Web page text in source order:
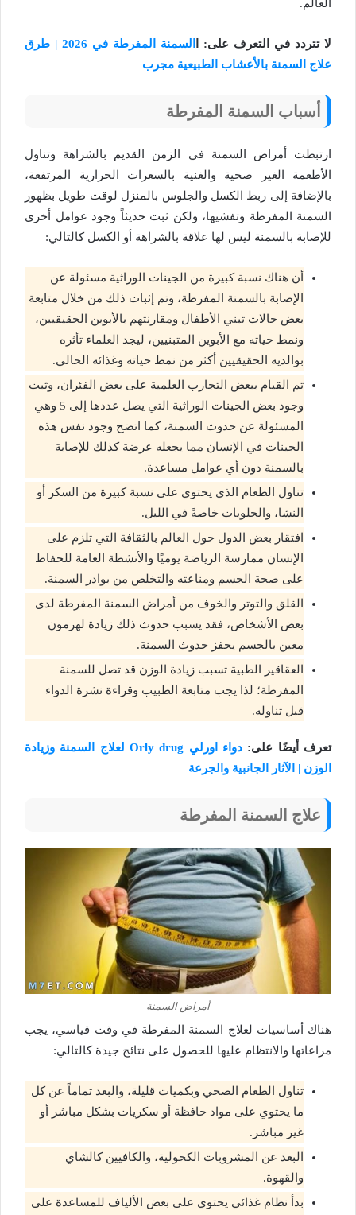
العالم.
لا تتردد في التعرف على: ا
السمنة المفرطة في 2026 | طرق
علاج السمنة بالأعشاب الطبيعية مجرب
أسباب السمنة المفرطة
ارتبطت أمراض السمنة في الزمن القديم بالشراهة وتناول
الأطعمة الغير صحية والغنية بالسعرات الحرارية المرتفعة،
بالإضافة إلى ربط الكسل والجلوس بالمنزل لوقت طويل بظهور
السمنة المفرطة وتفشيها، ولكن ثبت حديثاً وجود عوامل أخرى
للإصابة بالسمنة ليس لها علاقة بالشراهة أو الكسل كالتالي:
أن هناك نسبة كبيرة من الجينات الوراثية مسئولة عن
الإصابة بالسمنة المفرطة، وتم إثبات ذلك من خلال متابعة
بعض حالات تبني الأطفال ومقارنتهم بالأبوين الحقيقيين،
ونمط حياته مع الأبوين المتبنيين، ليجد العلماء تأثره
بوالديه الحقيقيين أكثر من نمط حياته وغذائه الحالي.
تم القيام ببعض التجارب العلمية على بعض الفئران، وثبت
وجود بعض الجينات الوراثية التي يصل عددها إلى 5 وهي
المسئولة عن حدوث السمنة، كما اتضح وجود نفس هذه
الجينات في الإنسان مما يجعله عرضة كذلك للإصابة
بالسمنة دون أي عوامل مساعدة.
تناول الطعام الذي يحتوي على نسبة كبيرة من السكر أو
النشا، والحلويات خاصةً في الليل.
افتقار بعض الدول حول العالم بالثقافة التي تلزم على
الإنسان ممارسة الرياضة يوميًا والأنشطة العامة للحفاظ
على صحة الجسم ومناعته والتخلص من بوادر السمنة.
القلق والتوتر والخوف من أمراض السمنة المفرطة لدى
بعض الأشخاص، فقد يسبب حدوث ذلك زيادة لهرمون
معين بالجسم يحفز حدوث السمنة.
العقاقير الطبية تسبب زيادة الوزن قد تصل للسمنة
المفرطة؛ لذا يجب متابعة الطبيب وقراءة نشرة الدواء
قبل تناوله.
تعرف أيضًا على:
دواء اورلي Orly drug لعلاج السمنة وزيادة
الوزن | الآثار الجانبية والجرعة
علاج السمنة المفرطة
أمراض السمنة
هناك أساسيات لعلاج السمنة المفرطة في وقت قياسي، يجب
مراعاتها والانتظام عليها للحصول على نتائج جيدة كالتالي:
تناول الطعام الصحي وبكميات قليلة، والبعد تماماً عن كل
ما يحتوي على مواد حافظة أو سكريات بشكل مباشر أو
غير مباشر.
البعد عن المشروبات الكحولية، والكافيين كالشاي
والقهوة.
بدأ نظام غذائي يحتوي على بعض الألياف للمساعدة على